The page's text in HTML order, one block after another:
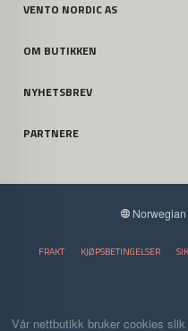
VENTO NORDIC AS
OM BUTIKKEN
NYHETSBREV
PARTNERE
Norwegian
FRAKT KJØPSBETINGELSER
Vår nettbutikk bruker cookies